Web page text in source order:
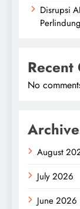
Disrupsi
Recent
No
August
July 2026
June 2026